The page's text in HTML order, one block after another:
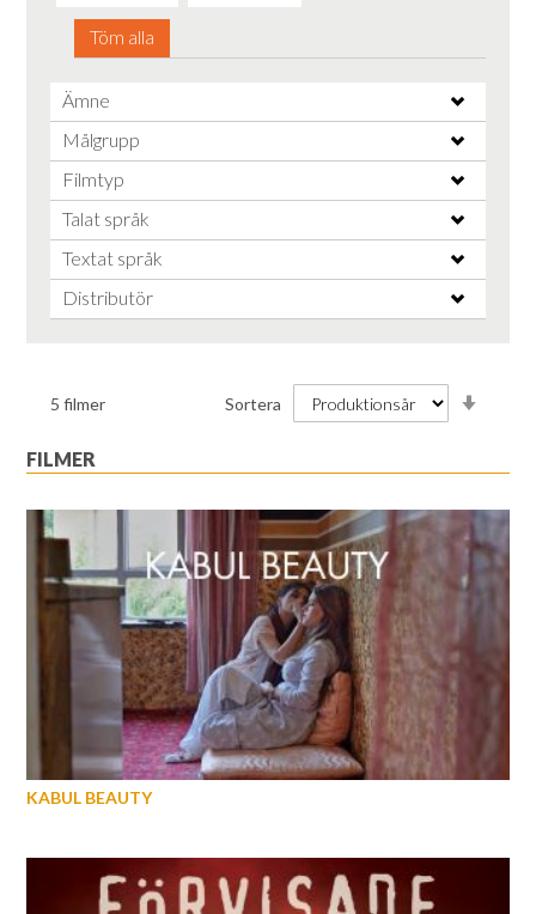
Töm alla
Ämne
Målgrupp
Filmtyp
Talat språk
Textat språk
Distributör
5 filmer Sortera
FILMER
KABUL BEAUTY